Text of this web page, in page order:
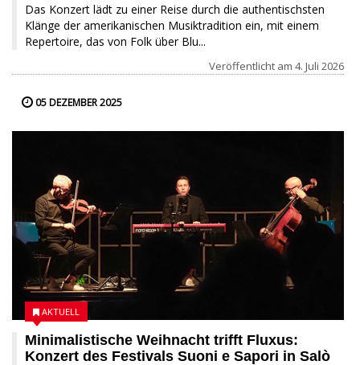
Das Konzert lädt zu einer Reise durch die authentischsten
Klänge der amerikanischen Musiktradition ein, mit einem
Repertoire, das von Folk über Blu...
Veröffentlicht am 4. Juli 2026
05 DEZEMBER 2025
Minimalistische Weihnacht trifft Fluxus:
Konzert des Festivals Suoni e Sapori in Salò
AKTUELL